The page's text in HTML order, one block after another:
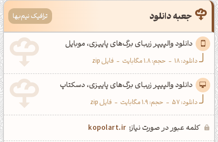
جعبه دانلود ترافیک نیم‌بها
دانلود والپیپر زیبای برگ‌های پاییزی، موبایل
دانلود:18
- حجم: 1.8 مگابایت - فایل zip
دانلود والپیپر زیبای برگ‌های پاییزی، دسکتاپ
دانلود:57
- حجم: 1.9 مگابایت - فایل zip
کلمه عبور در صورت نیاز: kopolart.ir